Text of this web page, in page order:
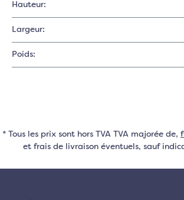
Hauteur:
Largeur:
Poids:
* Tous les prix sont hors TVA TVA majorée de,
et frais de livraison éventuels, sauf